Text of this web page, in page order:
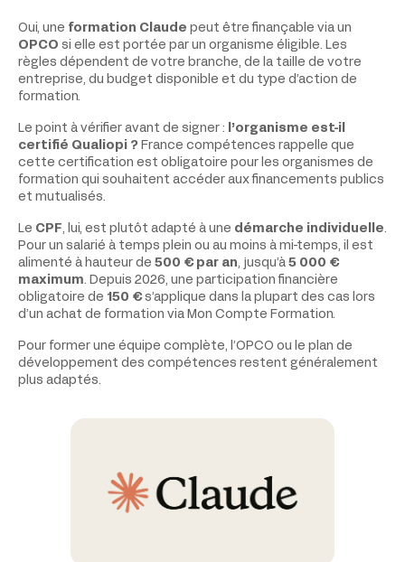
Oui, une formation Claude peut être finançable via un
OPCO si elle est portée par un organisme éligible. Les
règles dépendent de votre branche, de la taille de votre
entreprise, du budget disponible et du type d’action de
formation.
Le point à vérifier avant de signer : l’organisme est-il
certifié Qualiopi ? France compétences rappelle que
cette certification est obligatoire pour les organismes de
formation qui souhaitent accéder aux financements publics
et mutualisés.
Le CPF, lui, est plutôt adapté à une démarche individuelle.
Pour un salarié à temps plein ou au moins à mi-temps, il est
alimenté à hauteur de 500 € par an, jusqu’à 5 000 €
maximum. Depuis 2026, une participation financière
obligatoire de 150 €s’applique dans la plupart des cas lors
d’un achat de formation via Mon Compte Formation.
Pour former une équipe complète, l’OPCO ou le plan de
développement des compétences restent généralement
plus adaptés.